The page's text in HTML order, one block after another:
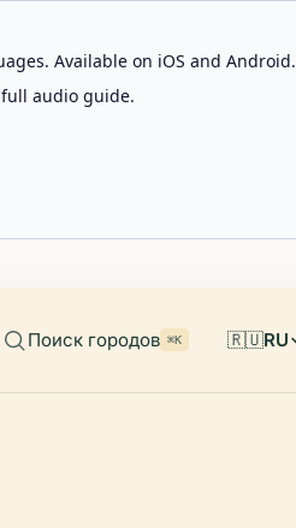
Available on iOS and Android.
audio guide.
Поиск городов ⌘K 🇷🇺RU